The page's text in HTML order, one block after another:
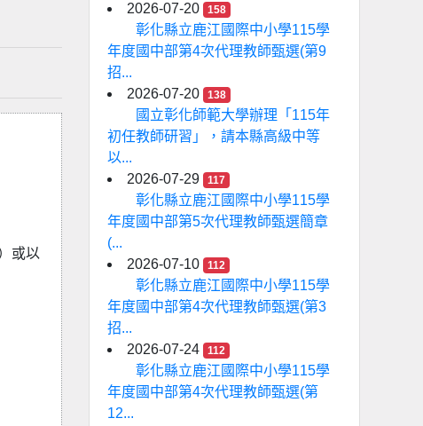
或以
2026-07-20
158
彰化縣立鹿江國際中小學115學
年度國中部第4次代理教師甄選(第9
招...
2026-07-20
138
國立彰化師範大學辦理「115年
初任教師研習」，請本縣高級中等
以...
2026-07-29
117
彰化縣立鹿江國際中小學115學
年度國中部第5次代理教師甄選簡章
(...
2026-07-10
112
彰化縣立鹿江國際中小學115學
年度國中部第4次代理教師甄選(第3
招...
2026-07-24
112
彰化縣立鹿江國際中小學115學
年度國中部第4次代理教師甄選(第
12...